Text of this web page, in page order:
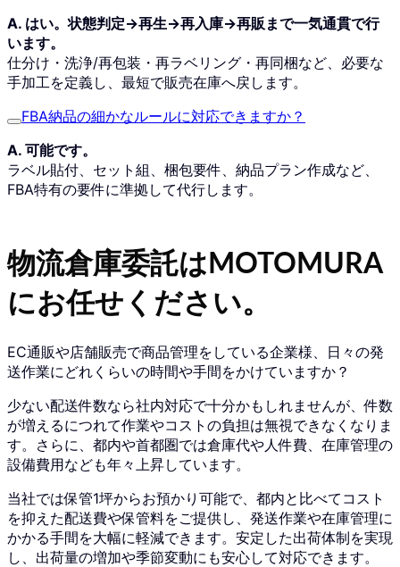
A. はい。状態判定→再生→再入庫→再販まで一気通貫で行
います。
仕分け・洗浄/再包装・再ラベリング・再同梱など、必要な
手加工を定義し、最短で販売在庫へ戻します。
FBA納品の細かなルールに対応できますか？
A. 可能です。
ラベル貼付、セット組、梱包要件、納品プラン作成など、
FBA特有の要件に準拠して代行します。
物流倉庫委託はMOTOMURA
にお任せください。
EC通販や店舗販売で商品管理をしている企業様、日々の発
送作業にどれくらいの時間や手間をかけていますか？
少ない配送件数なら社内対応で十分かもしれませんが、件数
が増えるにつれて作業やコストの負担は無視できなくなりま
す。さらに、都内や首都圏では倉庫代や人件費、在庫管理の
設備費用なども年々上昇しています。
当社では保管1坪からお預かり可能で、都内と比べてコスト
を抑えた配送費や保管料をご提供し、発送作業や在庫管理に
かかる手間を大幅に軽減できます。安定した出荷体制を実現
し、出荷量の増加や季節変動にも安心して対応できます。